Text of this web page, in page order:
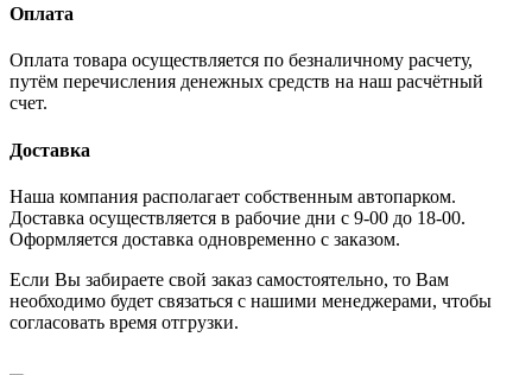
Оплата
Оплата товара осуществляется по безналичному расчету,
путём перечисления денежных средств на наш расчётный
счет.
Доставка
Наша компания располагает собственным автопарком.
Доставка осуществляется в рабочие дни с 9-00 до 18-00.
Оформляется доставка одновременно с заказом.
Если Вы забираете свой заказ самостоятельно, то Вам
необходимо будет связаться с нашими менеджерами, чтобы
согласовать время отгрузки.